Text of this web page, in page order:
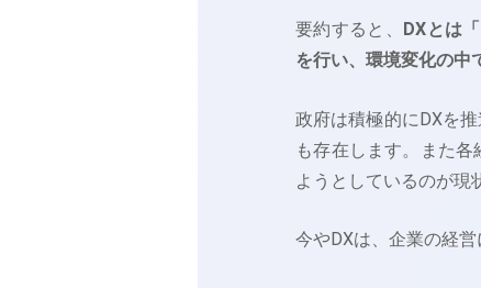
要約すると、 DXとは
を行い、環境変化の中
政府は積極的にDXを
も存在します。また
ようとしているのが現
今やDXは、企業の経